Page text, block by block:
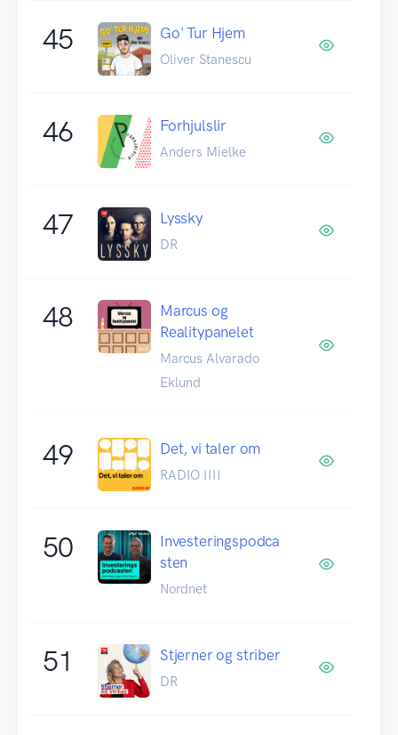
45 Go' Tur Hjem
Oliver Stanescu
46 Forhjulslir
Anders Mielke
47 Lyssky
DR
48
Marcus og
Realitypanelet
Marcus Alvarado
Eklund
49 Det, vi taler om
RADIO IIII
50
Investeringspodca
sten
Nordnet
51 Stjerner og striber
DR